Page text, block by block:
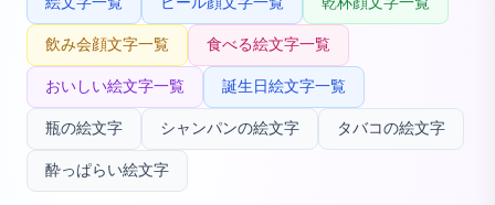
飲み会顔文字一覧 食べる絵文字一覧
おいしい絵文字一覧 誕生日絵文字一覧
瓶の絵文字 シャンパンの絵文字 タバコの絵文字
酔っぱらい絵文字